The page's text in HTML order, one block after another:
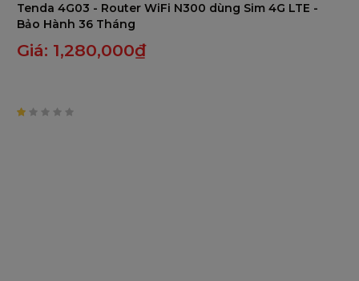
Tenda 4G03 - Router WiFi N300 dùng Sim 4G LTE -
Bảo Hành 36 Tháng
Giá: 1,280,000₫